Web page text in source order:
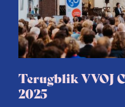
Terugblik VVOJ
2025